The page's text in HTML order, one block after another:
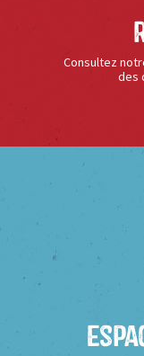
Consultez
des